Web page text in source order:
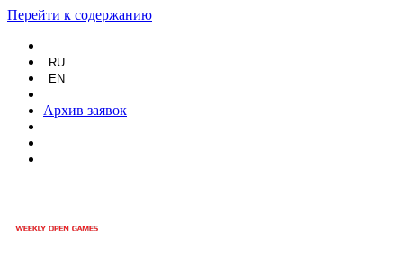
Перейти к содержанию
RU
EN
Архив заявок